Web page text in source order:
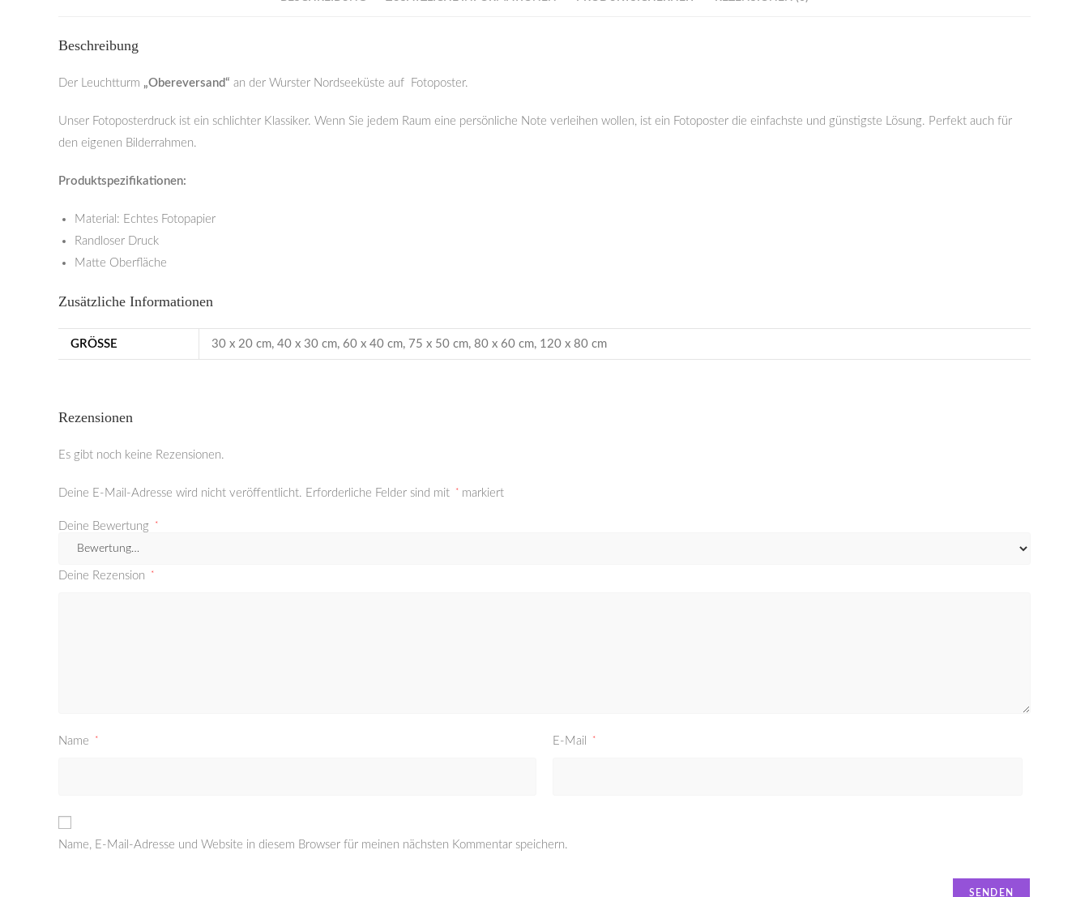
Beschreibung
Der Leuchtturm „Obereversand“ an der Wurster Nordseeküste auf Fotoposter.
Unser Fotoposterdruck ist ein schlichter Klassiker. Wenn Sie jedem Raum eine persönliche Note verleihen wollen, ist ein Fotoposter die einfachste und günstigste Lösung. Perfekt auch für
den eigenen Bilderrahmen.
Produktspezifikationen:
Material: Echtes Fotopapier
Randloser Druck
Matte Oberfläche
Zusätzliche Informationen
GRÖSSE 30 x 20 cm, 40 x 30 cm, 60 x 40 cm, 75 x 50 cm, 80 x 60 cm, 120 x 80 cm
Rezensionen
Es gibt noch keine Rezensionen.
Deine E-Mail-Adresse wird nicht veröffentlicht. Erforderliche Felder sind mit * markiert
Deine Bewertung *
Deine Rezension *
Name * E-Mail *
Name, E-Mail-Adresse und Website in diesem Browser für meinen nächsten Kommentar speichern.